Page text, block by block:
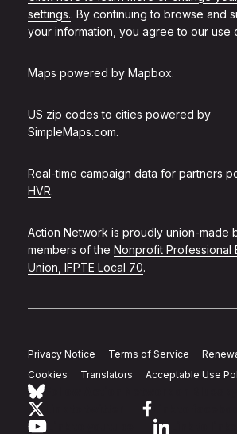
settings.. By continuing to browse and
your information, you agree to our use
Maps powered by Mapbox.
US zip codes to cities powered by
SimpleMaps.com.
Real-time campaign data for partners
HVR.
Action Network is proudly union-made
members of the Nonprofit Professional
Union, IFPTE Local 70.
Privacy Notice Terms of Service
Cookies
Translators Acceptable Use
Link to youtube